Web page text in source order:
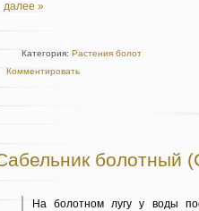
далее »
Категория: Растения болот
Комментировать
болотный
На болотном лугу у воды